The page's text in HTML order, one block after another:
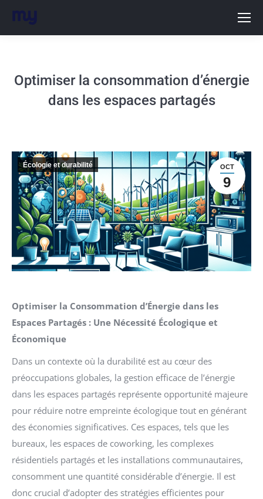
Optimiser la consommation dʼénergie
dans les espaces partagés
OCT
9
Écologie et durabilité
Optimiser la Consommation d’Énergie dans les
Espaces Partagés : Une Nécessité Écologique et
Économique
Dans un contexte où la durabilité est au cœur des
préoccupations globales, la gestion efficace de l’énergie
dans les espaces partagés représente opportunité majeure
pour réduire notre empreinte écologique tout en générant
des économies significatives. Ces espaces, tels que les
bureaux, les espaces de coworking, les complexes
résidentiels partagés et les installations communautaires,
consomment une quantité considérable d’énergie. Il est
donc crucial d’adopter des stratégies efficientes pour